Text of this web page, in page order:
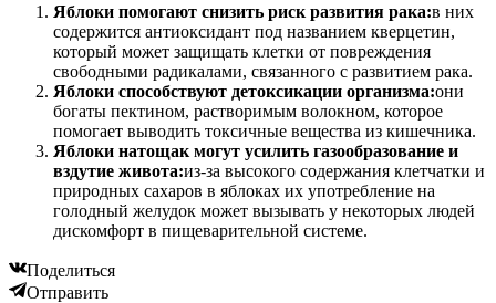
Яблоки помогают снизить риск развития рака:в них
содержится антиоксидант под названием кверцетин,
который может защищать клетки от повреждения
свободными радикалами, связанного с развитием рака.
Яблоки способствуют детоксикации организма:они
богаты пектином, растворимым волокном, которое
помогает выводить токсичные вещества из кишечника.
Яблоки натощак могут усилить газообразование и
вздутие живота:из-за высокого содержания клетчатки и
природных сахаров в яблоках их употребление на
голодный желудок может вызывать у некоторых людей
дискомфорт в пищеварительной системе.
Поделиться
Отправить